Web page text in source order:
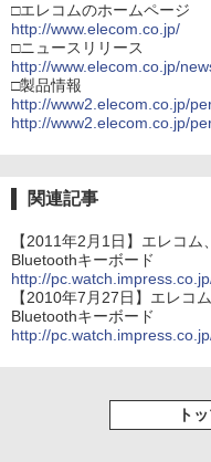
□エレコムのホームページ
http://www.elecom.co.jp/
□ニュースリリース
http://www.elecom.co.jp/
□製品情報
http://www2.elecom.co.jp/
http://www2.elecom.co.jp/
関連記事
【2011年2月1日】エレコ
Bluetoothキーボード
http://
【2010年7月27日】エレコ
Bluetoothキーボード
http://
ト